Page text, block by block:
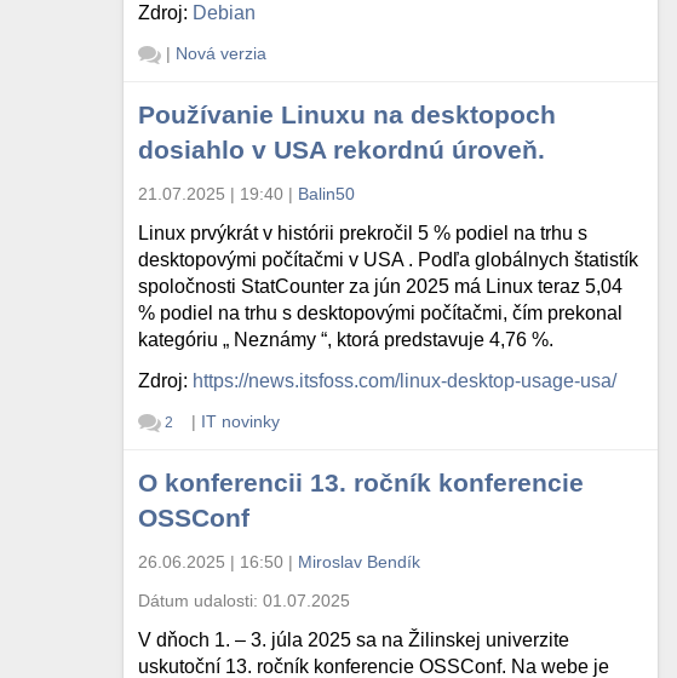
Zdroj: Debian
| Nová verzia
Používanie Linuxu na desktopoch
dosiahlo v USA rekordnú úroveň.
21.07.2025 | 19:40 | Balin50
Linux prvýkrát v histórii prekročil 5 % podiel na trhu s
desktopovými počítačmi v USA . Podľa globálnych štatistík
spoločnosti StatCounter za jún 2025 má Linux teraz 5,04
% podiel na trhu s desktopovými počítačmi, čím prekonal
kategóriu „ Neznámy “, ktorá predstavuje 4,76 %.
Zdroj: https://news.itsfoss.com/linux-desktop-usage-usa/
2 | IT novinky
O konferencii 13. ročník konferencie
OSSConf
26.06.2025 | 16:50 | Miroslav Bendík
Dátum udalosti:01.07.2025
V dňoch 1. – 3. júla 2025 sa na Žilinskej univerzite
uskutoční 13. ročník konferencie OSSConf. Na webe je